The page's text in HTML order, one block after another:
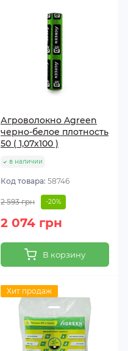
Агроволокно Agreen
черно-белое плотность
50 ( 1,07х100 )
в наличии
Код товара: 58746
2 593 грн -20%
2 074 грн
В корзину
Хит продаж